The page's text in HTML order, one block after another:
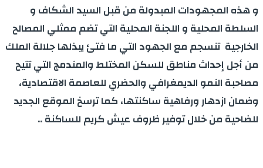
و هذه المجهودات المبدولة من قبل السيد الشكاف و
السلطة المحلية و اللجنة المحلية التي تضم ممثلي المصالح
الخارجية تنسجم مع الجهود التي ما فتئ يبذلها جلالة الملك
من أجل إحداث مناطق للسكن المختلط والمندمج التي تتيح
مصاحبة النمو الديمغرافي والحضري للعاصمة الاقتصادية،
وضمان ازدهار ورفاهية ساكنتها، كما ترسخ الموقع الجديد
للضاحية من خلال توفير ظروف عيش كريم للساكنة ..